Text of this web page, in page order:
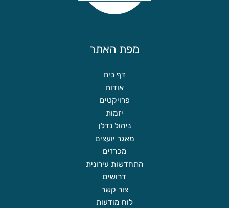
מפת האתר
דף בית
אודות
פרויקטים
יזמות
ניהול נדלן
מאגר יועצים
מכרזים
התחדשות עירונית
דרושים
צור קשר
לוח מודעות